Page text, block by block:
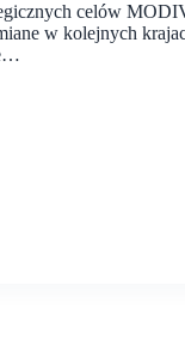
celów
w kolejnych